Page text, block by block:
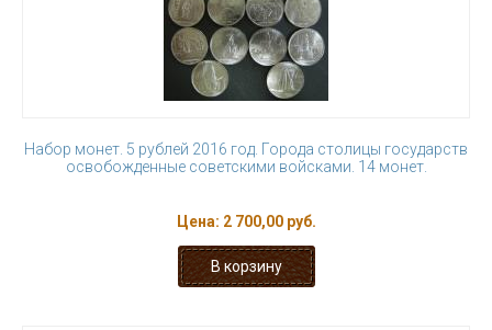
Набор монет. 5 рублей 2016 год. Города столицы государств
освобожденные советскими войсками. 14 монет.
Цена: 2 700,00 руб.